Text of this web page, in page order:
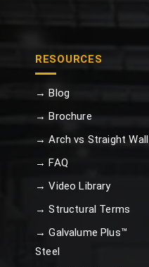
RESOURCES
→ Blog
→ Brochure
→ Arch vs Straight Wall
→ FAQ
→ Video Library
→ Structural Terms
→ Galvalume Plus™
Steel